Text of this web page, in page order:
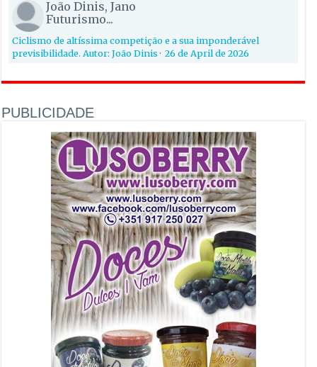
João Dinis, Jano
Futurismo...
Ciclismo de altíssima competição e a sua imponderável
previsibilidade. Autor: João Dinis·26 de April de 2026
PUBLICIDADE